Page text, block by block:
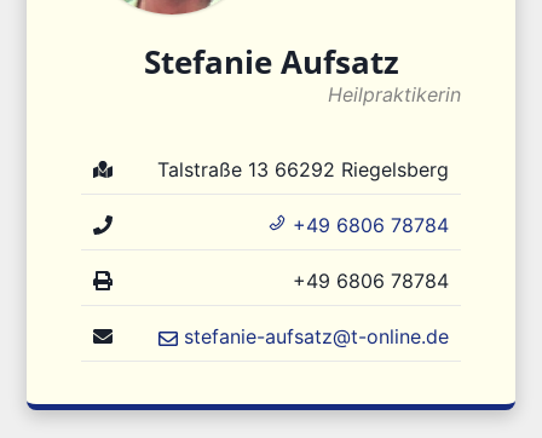
Stefanie Aufsatz
Heilpraktikerin
Talstraße 13 66292 Riegelsberg
+49 6806 78784
+49 6806 78784
stefanie-aufsatz@t-online.de